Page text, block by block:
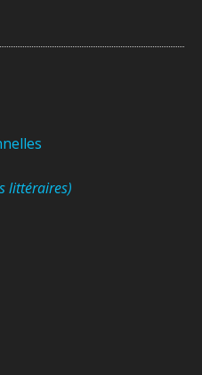
littéraires)